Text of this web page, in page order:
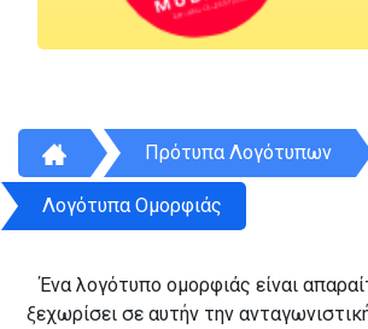
Πρότυπα Λογότυπων
Λογότυπα Ομορφιάς
Ένα λογότυπο ομορφιάς είναι
ξεχωρίσει σε αυτήν την